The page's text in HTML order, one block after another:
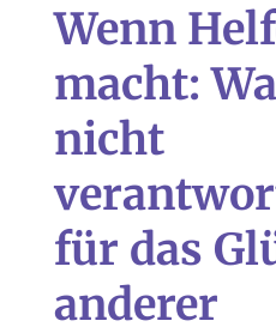
Wenn
macht:
nicht
für das
anderer